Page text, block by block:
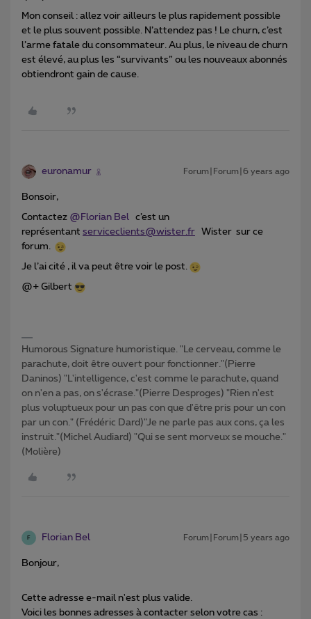
Mon conseil : allez voir ailleurs le plus rapidement possible
et le plus souvent possible. N’attendez pas ! Le churn, c’est
l’arme fatale du consommateur. Au plus, le niveau de churn
est élevé, au plus les “survivants” ou les nouveaux abonnés
obtiendront gain de cause.
euronamur Forum|Forum|6 years ago
Bonsoir,
Contactez @Florian Bel c’est un
représentant serviceclients@wister.fr Wister sur ce
forum.
Je l’ai cité , il va peut être voir le post.
@+ Gilbert
Humorous Signature humoristique. "Le cerveau, comme le
parachute, doit être ouvert pour fonctionner."(Pierre
Daninos) "L'intelligence, c'est comme le parachute, quand
on n'en a pas, on s'écrase."(Pierre Desproges) "Rien n'est
plus voluptueux pour un pas con que d'être pris pour un con
par un con." (Frédéric Dard)"Je ne parle pas aux cons, ça les
instruit."(Michel Audiard) "Qui se sent morveux se mouche."
(Molière)
F Florian Bel Forum|Forum|5 years ago
Bonjour,
Cette adresse e-mail n'est plus valide.
Voici les bonnes adresses à contacter selon votre cas :